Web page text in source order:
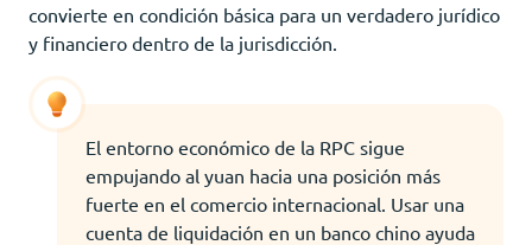
convierte en condición básica para un verdadero jurídico
y financiero dentro de la jurisdicción.
El entorno económico de la RPC sigue
empujando al yuan hacia una posición más
fuerte en el comercio internacional. Usar una
cuenta de liquidación en un banco chino ayuda